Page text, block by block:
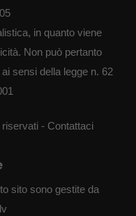
in quanto viene
Non può pertanto
sensi della legge n. 62
riservati - Contattaci
sito sono gestite da